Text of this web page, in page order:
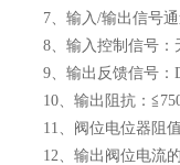
7、输入/输出信号通
8、输入控制信号：
9、输出反馈信号：
10、输出阻抗：
11、阀位电位器阻
12、输出阀位电流的